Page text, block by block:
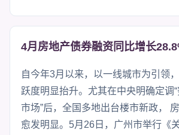
4月房地产债券融资同比增长
自今年3月以来，以一线城市为引领
跃度明显抬升。尤其在中央明确定调
市场”后，全国多地出台楼市新政，
愈发明显。5月26日，广州市举行《